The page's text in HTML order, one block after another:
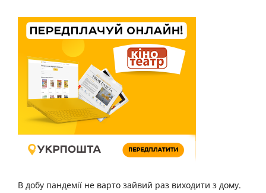
В добу пандемії не варто зайвий раз виходити з дому.